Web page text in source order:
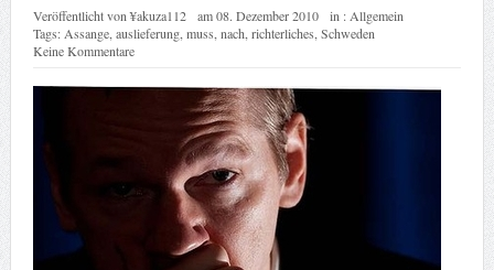
Veröffentlicht von¥akuza112 am08. Dezember 2010 in : Allgemein
Tags: Assange, auslieferung, muss nach richterliches Schweden
Keine Kommentare